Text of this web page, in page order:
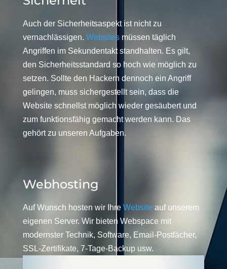
Auch der Sicherheitsaspekt ist nicht zu
vernachlässigen. Websitesmüssen täglich
Angriffen im Sekundentakt standhalten. Es gilt,
den Sicherheitsstandard so hoch wie möglich zu
setzen. Sollte den Hackern dennoch ein Angriff
gelingen, muss sichergestellt sein, dass die
Website schnellst möglich wieder gesäubert und
zum funktionsfähig gemacht werden kann. Das
gehört zu unseren Aufgaben.
Webhosting
Auf Wunsch hosten wir Ihre Website auf unserem
eigenen Server. Wir bieten Webspace mit
modernster Technik, Software, Email-Postfächer,
SSL-Zertifikate, 7-Tage-Backup usw.